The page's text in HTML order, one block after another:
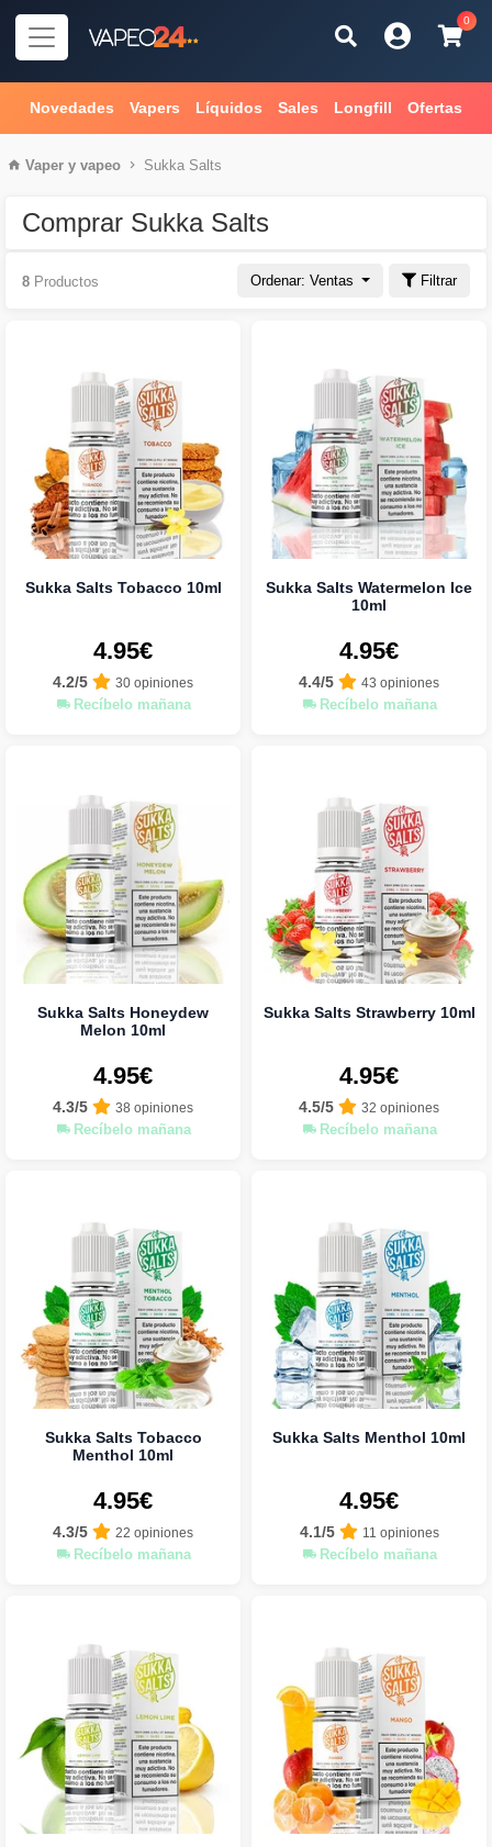
0
Novedades Vapers Líquidos Sales Longfill Ofertas
Vaper y vapeo Sukka Salts
Comprar Sukka Salts
Ordenar: Ventas Filtrar
8 Productos
Sukka Salts Tobacco 10ml
4.95€
4.2/5 30 opiniones
Recíbelo mañana
Sukka Salts Watermelon Ice
10ml
4.95€
4.4/5 43 opiniones
Recíbelo mañana
Sukka Salts Honeydew
Melon 10ml
4.95€
4.3/5 38 opiniones
Recíbelo mañana
Sukka Salts Strawberry 10ml
4.95€
4.5/5 32 opiniones
Recíbelo mañana
Sukka Salts Tobacco
Menthol 10ml
4.95€
4.3/5 22 opiniones
Recíbelo mañana
Sukka Salts Menthol 10ml
4.95€
4.1/5 11 opiniones
Recíbelo mañana